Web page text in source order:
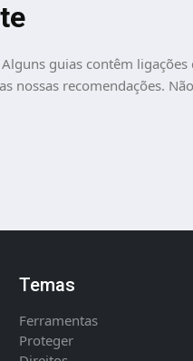
guias contêm
nossas recomendações.
Temas
Ferramentas
Proteger